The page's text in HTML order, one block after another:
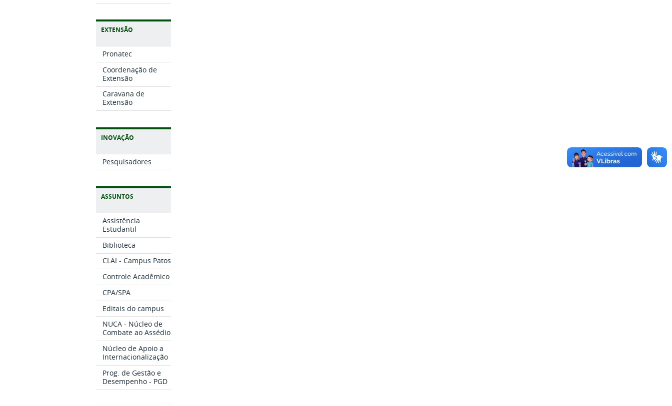
EXTENSÃO
Pronatec
Coordenação de
Extensão
Caravana de
Extensão
INOVAÇÃO
Pesquisadores
ASSUNTOS
Assistência
Estudantil
Biblioteca
CLAI - Campus Patos
Controle Acadêmico
CPA/SPA
Editais do campus
NUCA - Núcleo de
Combate ao Assédio
Núcleo de Apoio a
Internacionalização
Prog. de Gestão e
Desempenho - PGD